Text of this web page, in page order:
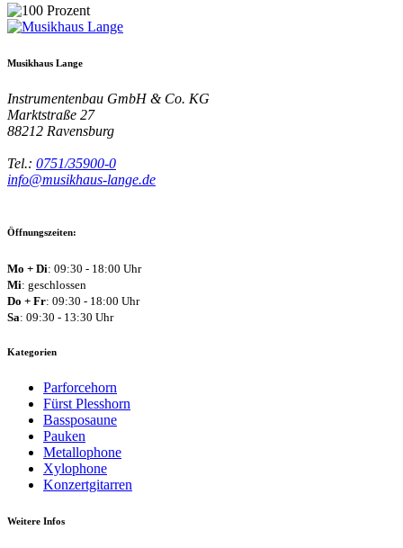
Musikhaus Lange
Instrumentenbau GmbH & Co. KG
Marktstraße 27
88212 Ravensburg
Tel.: 0751/35900-0
info@musikhaus-lange.de
Öffnungszeiten:
Mo + Di: 09:30 - 18:00 Uhr
Mi: geschlossen
Do + Fr: 09:30 - 18:00 Uhr
Sa: 09:30 - 13:30 Uhr
Kategorien
Parforcehorn
Fürst Plesshorn
Bassposaune
Pauken
Metallophone
Xylophone
Konzertgitarren
Weitere Infos